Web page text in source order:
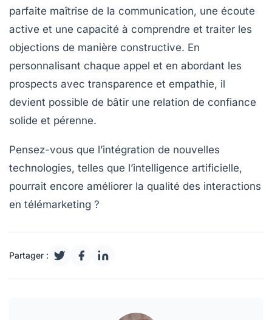
parfaite maîtrise de la communication, une écoute
active et une capacité à comprendre et traiter les
objections de manière constructive. En
personnalisant chaque appel et en abordant les
prospects avec transparence et empathie, il
devient possible de bâtir une relation de confiance
solide et pérenne.
Pensez-vous que l’intégration de nouvelles
technologies, telles que l’intelligence artificielle,
pourrait encore améliorer la qualité des interactions
en télémarketing ?
Partager :